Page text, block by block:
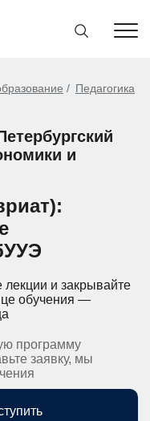
Педагогика
и
лекции и закрывайте
обучения —
программу
заявку, мы